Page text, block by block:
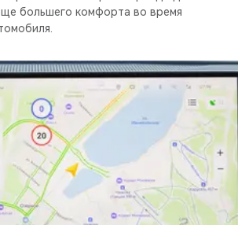
большего комфорта во время